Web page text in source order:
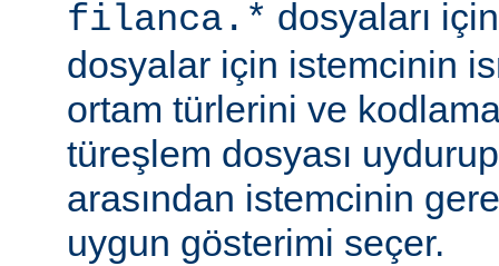
filanca.* dosyaları
dosyalar için istemcinin
ortam türlerini ve
türeşlem dosyası
arasından istemcinin
uygun gösterimi seçer.